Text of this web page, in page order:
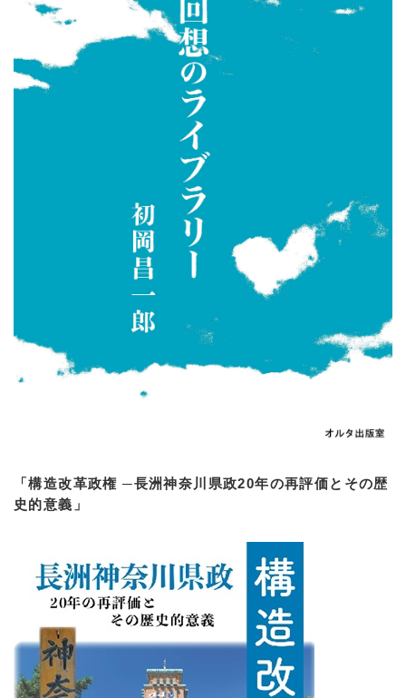
「構造改革政権 ─長洲神奈川県政20年の再評価とその歴
史的意義」